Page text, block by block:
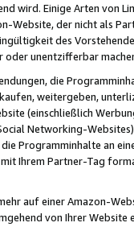
wird. Einige Arten von
Website, der nicht als
des
oder unentzifferbar
die
weitergeben,
(einschließlich
Networking-
Programminhalte an
Ihrem Partner-Tag
auf einer Amazon-
von Ihrer